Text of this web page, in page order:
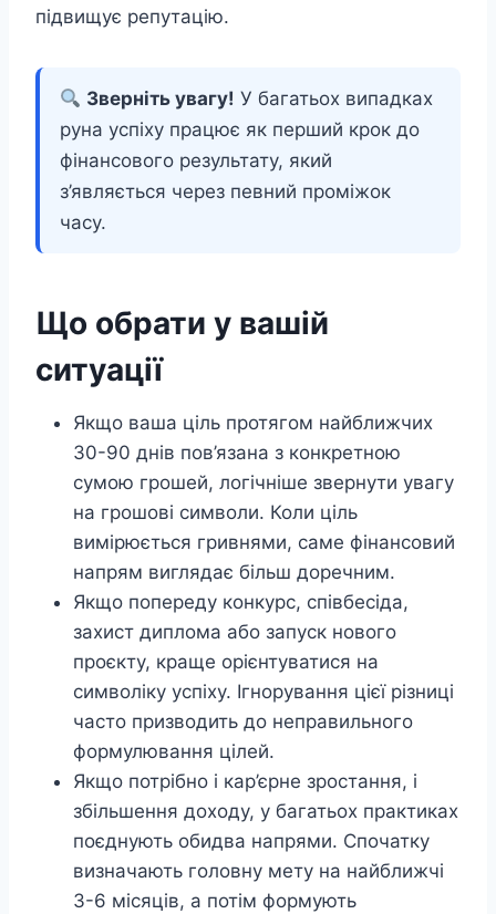
підвищує репутацію.
Зверніть увагу! У багатьох випадках
руна успіху працює як перший крок до
фінансового результату, який
з’являється через певний проміжок
часу.
Що обрати у вашій
ситуації
Якщо ваша ціль протягом найближчих
30-90 днів пов’язана з конкретною
сумою грошей, логічніше звернути увагу
на грошові символи. Коли ціль
вимірюється гривнями, саме фінансовий
напрям виглядає більш доречним.
Якщо попереду конкурс, співбесіда,
захист диплома або запуск нового
проєкту, краще орієнтуватися на
символіку успіху. Ігнорування цієї різниці
часто призводить до неправильного
формулювання цілей.
Якщо потрібно і кар’єрне зростання, і
збільшення доходу, у багатьох практиках
поєднують обидва напрями. Спочатку
визначають головну мету на найближчі
3-6 місяців, а потім формують